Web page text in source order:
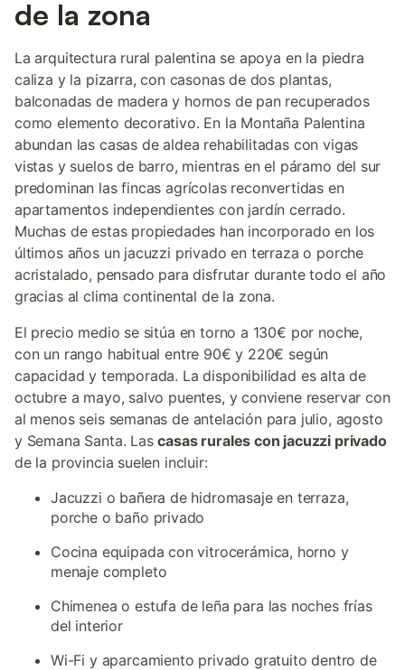
de la zona
La arquitectura rural palentina se apoya en la piedra
caliza y la pizarra, con casonas de dos plantas,
balconadas de madera y hornos de pan recuperados
como elemento decorativo. En la Montaña Palentina
abundan las casas de aldea rehabilitadas con vigas
vistas y suelos de barro, mientras en el páramo del sur
predominan las fincas agrícolas reconvertidas en
apartamentos independientes con jardín cerrado.
Muchas de estas propiedades han incorporado en los
últimos años un jacuzzi privado en terraza o porche
acristalado, pensado para disfrutar durante todo el año
gracias al clima continental de la zona.
El precio medio se sitúa en torno a 130€ por noche,
con un rango habitual entre 90€ y 220€ según
capacidad y temporada. La disponibilidad es alta de
octubre a mayo, salvo puentes, y conviene reservar con
al menos seis semanas de antelación para julio, agosto
y Semana Santa. Lascasas rurales con jacuzzi privado
de la provincia suelen incluir:
Jacuzzi o bañera de hidromasaje en terraza,
porche o baño privado
Cocina equipada con vitrocerámica, horno y
menaje completo
Chimenea o estufa de leña para las noches frías
del interior
Wi-Fi y aparcamiento privado gratuito dentro de